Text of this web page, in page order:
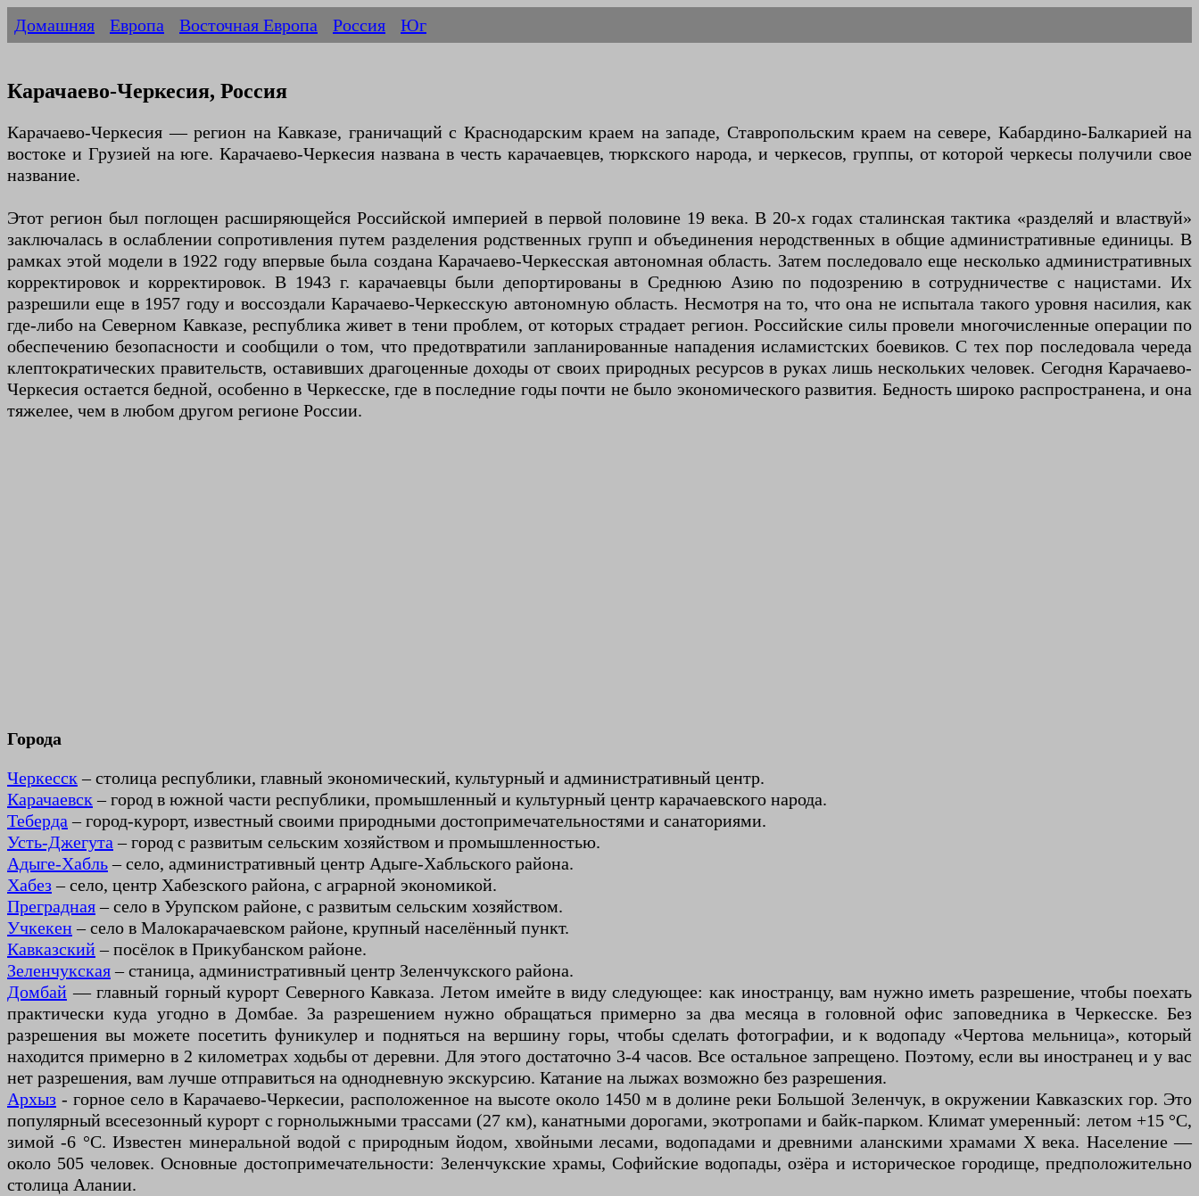
Домашняя Европа Восточная Европа Россия Юг
Карачаево-Черкесия, Россия
Карачаево-Черкесия — регион на Кавказе, граничащий с Краснодарским краем на западе, Ставропольским краем на севере, Кабардино-Балкарией на
востоке и Грузией на юге. Карачаево-Черкесия названа в честь карачаевцев, тюркского народа, и черкесов, группы, от которой черкесы получили свое
название.
Этот регион был поглощен расширяющейся Российской империей в первой половине 19 века. В 20-х годах сталинская тактика «разделяй и властвуй»
заключалась в ослаблении сопротивления путем разделения родственных групп и объединения неродственных в общие административные единицы. В
рамках этой модели в 1922 году впервые была создана Карачаево-Черкесская автономная область. Затем последовало еще несколько административных
корректировок и корректировок. В 1943 г. карачаевцы были депортированы в Среднюю Азию по подозрению в сотрудничестве с нацистами. Их
разрешили еще в 1957 году и воссоздали Карачаево-Черкесскую автономную область. Несмотря на то, что она не испытала такого уровня насилия, как
где-либо на Северном Кавказе, республика живет в тени проблем, от которых страдает регион. Российские силы провели многочисленные операции по
обеспечению безопасности и сообщили о том, что предотвратили запланированные нападения исламистских боевиков. С тех пор последовала череда
клептократических правительств, оставивших драгоценные доходы от своих природных ресурсов в руках лишь нескольких человек. Сегодня Карачаево-
Черкесия остается бедной, особенно в Черкесске, где в последние годы почти не было экономического развития. Бедность широко распространена, и она
тяжелее, чем в любом другом регионе России.
Города
Черкесск – столица республики, главный экономический, культурный и административный центр.
Карачаевск – город в южной части республики, промышленный и культурный центр карачаевского народа.
Теберда – город-курорт, известный своими природными достопримечательностями и санаториями.
Усть-Джегута – город с развитым сельским хозяйством и промышленностью.
Адыге-Хабль– село, административный центр Адыге-Хабльского района.
Хабез– село, центр Хабезского района, с аграрной экономикой.
Преградная– село в Урупском районе, с развитым сельским хозяйством.
Учкекен – село в Малокарачаевском районе, крупный населённый пункт.
Кавказский – посёлок в Прикубанском районе.
Зеленчукская– станица, административный центр Зеленчукского района.
Домбай — главный горный курорт Северного Кавказа. Летом имейте в виду следующее: как иностранцу, вам нужно иметь разрешение, чтобы поехать
практически куда угодно в Домбае. За разрешением нужно обращаться примерно за два месяца в головной офис заповедника в Черкесске. Без
разрешения вы можете посетить фуникулер и подняться на вершину горы, чтобы сделать фотографии, и к водопаду «Чертова мельница», который
находится примерно в 2 километрах ходьбы от деревни. Для этого достаточно 3-4 часов. Все остальное запрещено. Поэтому, если вы иностранец и у вас
нет разрешения, вам лучше отправиться на однодневную экскурсию. Катание на лыжах возможно без разрешения.
Архыз - горное село в Карачаево-Черкесии, расположенное на высоте около 1450 м в долине реки Большой Зеленчук, в окружении Кавказских гор. Это
популярный всесезонный курорт с горнолыжными трассами (27 км), канатными дорогами, экотропами и байк-парком. Климат умеренный: летом +15 °C,
зимой -6 °C. Известен минеральной водой с природным йодом, хвойными лесами, водопадами и древними аланскими храмами X века. Население —
около 505 человек. Основные достопримечательности: Зеленчукские храмы, Софийские водопады, озёра и историческое городище, предположительно
столица Алании.